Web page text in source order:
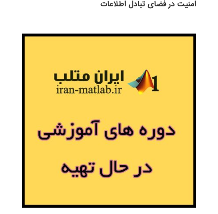
امنیت در فضای تبادل اطلاعات